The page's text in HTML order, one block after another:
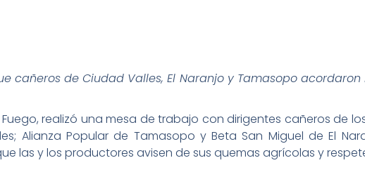
cañeros de Ciudad Valles, El Naranjo y Tamasopo
realizó una mesa de trabajo con dirigentes cañeros de
Alianza Popular de Tamasopo y Beta San Miguel de El
las y los productores avisen de sus quemas agrícolas y